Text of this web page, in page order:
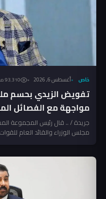
خاص أغسطس 6, 2026 93٬310 مشاهدة
تفويض الزيدي بحسم
مواجهة مع الفصائل
جريدة / .. قال رئيس المجموعة
مجلس الوزراء والقائد العام